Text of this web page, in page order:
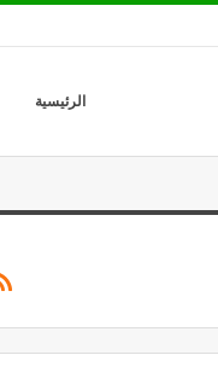
الرئيسية